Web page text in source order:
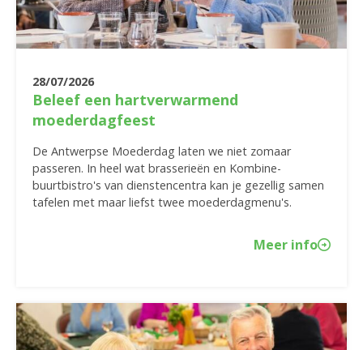
28/07/2026
Beleef een hartverwarmend
moederdagfeest
De Antwerpse Moederdag laten we niet zomaar
passeren. In heel wat brasserieën en Kombine-
buurtbistro's van dienstencentra kan je gezellig samen
tafelen met maar liefst twee moederdagmenu's.
Meer info